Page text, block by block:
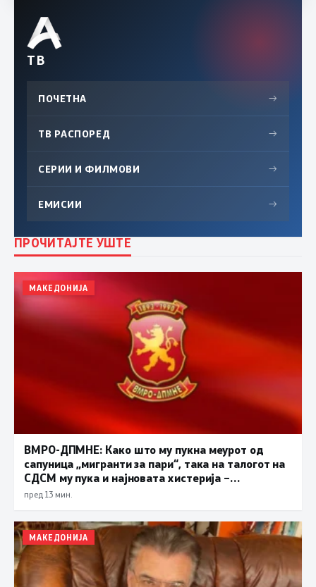
ТВ
ПОЧЕТНА →
ТВ РАСПОРЕД →
СЕРИИ И ФИЛМОВИ →
ЕМИСИИ →
ПРОЧИТАЈТЕ УШТЕ
МАКЕДОНИЈА
ВМРО-ДПМНЕ: Како што му пукна меурот од
сапуница „мигранти за пари“, така на талогот на
СДСМ му пука и најновата хистерија –
прифаќање на француски предлог
пред 13 мин.
МАКЕДОНИЈА